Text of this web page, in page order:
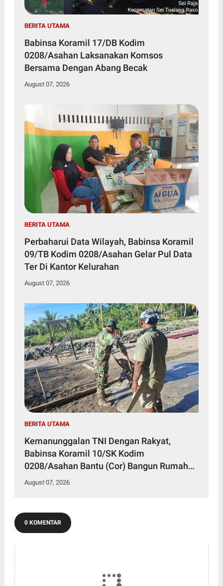
BERITA UTAMA
Babinsa Koramil 17/DB Kodim
0208/Asahan Laksanakan Komsos
Bersama Dengan Abang Becak
August 07, 2026
BERITA UTAMA
Perbaharui Data Wilayah, Babinsa Koramil
09/TB Kodim 0208/Asahan Gelar Pul Data
Ter Di Kantor Kelurahan
August 07, 2026
BERITA UTAMA
Kemanunggalan TNI Dengan Rakyat,
Babinsa Koramil 10/SK Kodim
0208/Asahan Bantu (Cor) Bangun Rumah
Warga
August 07, 2026
0 KOMENTAR